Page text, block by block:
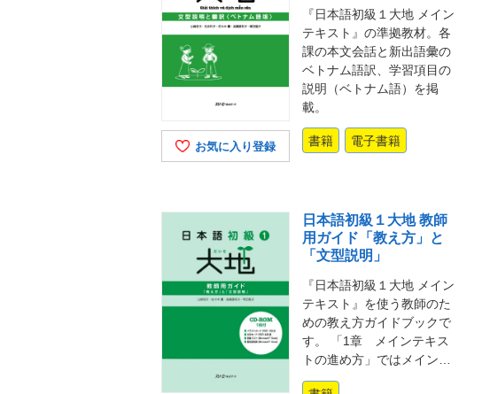
お気に入り登録
『日本語初級１大地 メイン
テキスト』の準拠教材。各
課の本文会話と新出語彙の
ベトナム語訳、学習項目の
説明（ベトナム語）を掲
載。
書籍 電子書籍
日本語初級１大地 教師
用ガイド「教え方」と
「文型説明」
『日本語初級１大地 メイン
テキスト』を使う教師のた
めの教え方ガイドブックで
す。 「1章 メインテキス
トの進め方」ではメイン…